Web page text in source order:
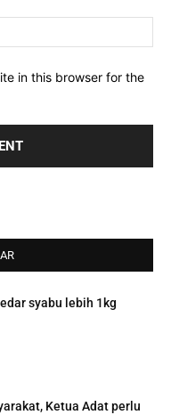
in this browser for the
syabu lebih 1kg
Ketua Adat perlu